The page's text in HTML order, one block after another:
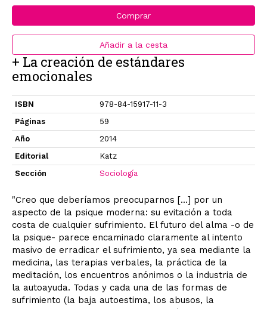
Comprar
Añadir a la cesta
+ La creación de estándares
emocionales
ISBN
978-84-15917-11-3
Páginas
59
Año
2014
Editorial
Katz
Sección
Sociología
"Creo que deberíamos preocuparnos [...] por un
aspecto de la psique moderna: su evitación a toda
costa de cualquier sufrimiento. El futuro del alma -o de
la psique- parece encaminado claramente al intento
masivo de erradicar el sufrimiento, ya sea mediante la
medicina, las terapias verbales, la práctica de la
meditación, los encuentros anónimos o la industria de
la autoayuda. Todas y cada una de las formas de
sufrimiento (la baja autoestima, los abusos, la